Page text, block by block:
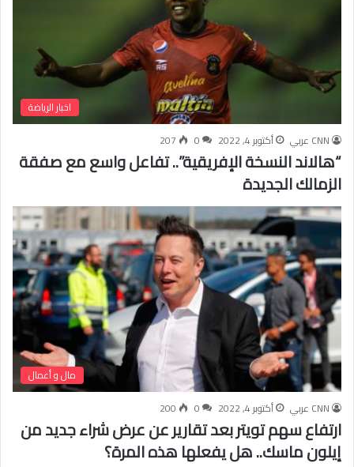
اخبار الرياضة
CNN عربي
أكتوبر 4, 2022 0
207
“هالاند النسخة الإفريقية”.. تفاعل واسع مع صفقة
الزمالك الجديدة
مال و أعمال
CNN عربي
أكتوبر 4, 2022 0
200
ارتفاع سهم تويتر بعد تقارير عن عرض شراء جديد من
إيلون ماسك.. هل يفعلها هذه المرة؟